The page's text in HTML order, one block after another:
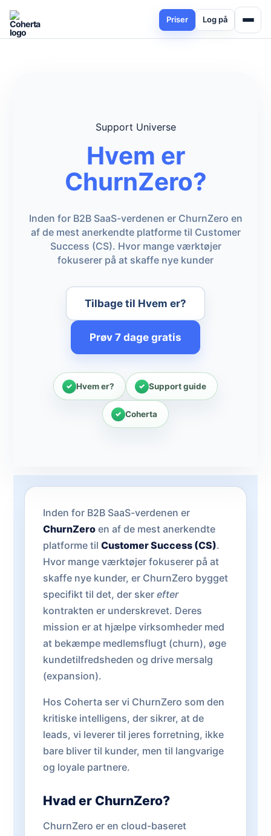
Priser Log på
Support Universe
Hvem er
ChurnZero?
Inden for B2B SaaS-verdenen er ChurnZero en
af de mest anerkendte platforme til Customer
Success (CS). Hvor mange værktøjer
fokuserer på at skaffe nye kunder
Tilbage til Hvem er?
Prøv 7 dage gratis
Hvem er? Support guide
Coherta
Inden for B2B SaaS-verdenen er
ChurnZero en af de mest anerkendte
platforme til Customer Success (CS).
Hvor mange værktøjer fokuserer på at
skaffe nye kunder, er ChurnZero bygget
specifikt til det, der sker efter
kontrakten er underskrevet. Deres
mission er at hjælpe virksomheder med
at bekæmpe medlemsflugt (churn), øge
kundetilfredsheden og drive mersalg
(expansion).
Hos Coherta ser vi ChurnZero som den
kritiske intelligens, der sikrer, at de
leads, vi leverer til jeres forretning, ikke
bare bliver til kunder, men til langvarige
og loyale partnere.
Hvad er ChurnZero?
ChurnZero er en cloud-baseret